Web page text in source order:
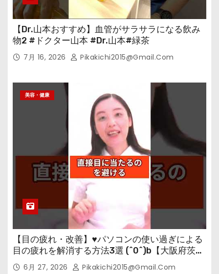
【Dr.山本おすすめ】血管がサラサラになる飲み
物2 #ドクター山本 #Dr.山本#緑茶
7月 16, 2026 Pikakichi2015@gmail.com
美容・健康
【目の疲れ・改善】♥パソコンの使い過ぎによる
目の疲れを解消する方法3選 (^0^)b【大阪府茨木
市の女性・美容鍼灸・整体師が教えます。】
6月 27, 2026 Pikakichi2015@gmail.com